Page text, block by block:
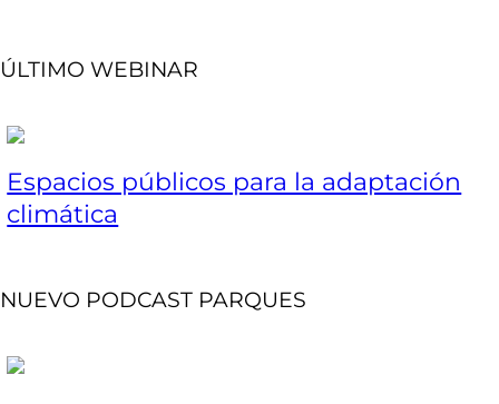
ÚLTIMO WEBINAR
Espacios públicos para la adaptación
climática
NUEVO PODCAST PARQUES